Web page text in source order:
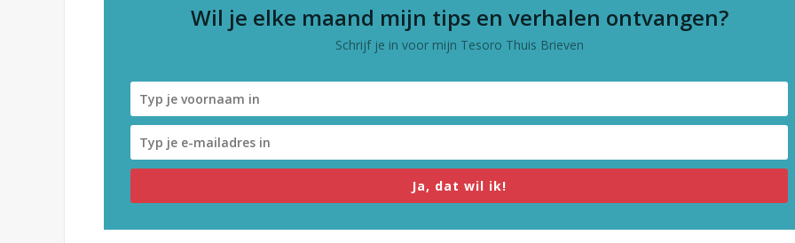
Wil je elke maand mijn tips en verhalen ontvangen?
Schrijf je in voor mijn Tesoro Thuis Brieven
Ja, dat wil ik!